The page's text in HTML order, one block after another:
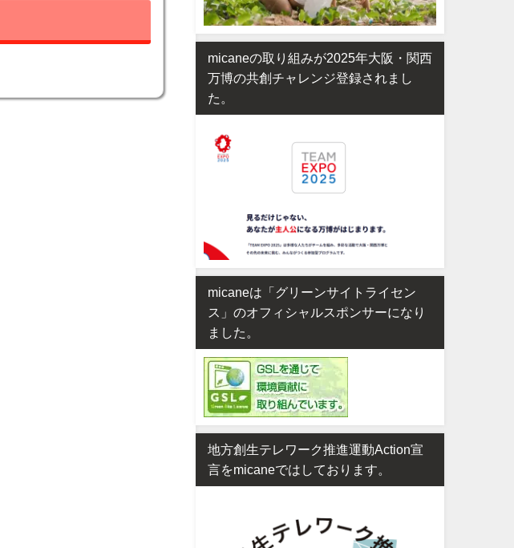
micaneの取り組みが2025年大阪・関西
万博の共創チャレンジ登録されまし
た。
micaneは「グリーンサイトライセン
ス」のオフィシャルスポンサーになり
ました。
地方創生テレワーク推進運動Action宣
言をmicaneではしております。